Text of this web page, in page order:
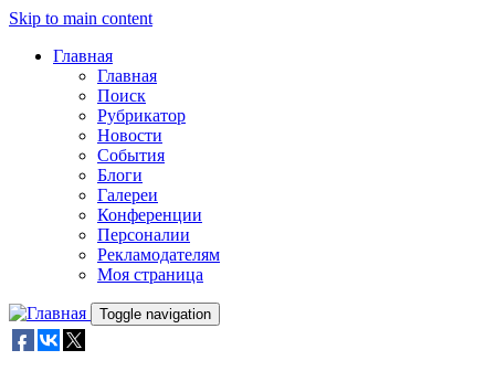
Skip to main content
Главная
Главная
Поиск
Рубрикатор
Новости
События
Блоги
Галереи
Конференции
Персоналии
Рекламодателям
Моя страница
Toggle navigation